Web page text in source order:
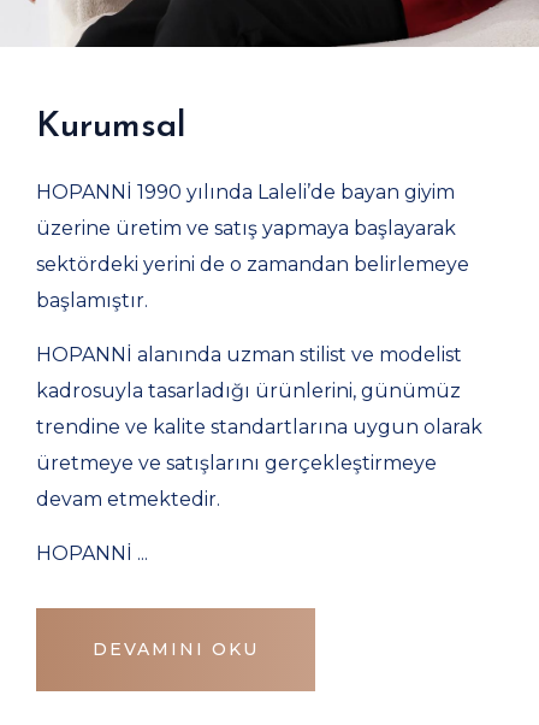
Kurumsal
HOPANNİ 1990 yılında Laleli’de bayan giyim
üzerine üretim ve satış yapmaya başlayarak
sektördeki yerini de o zamandan belirlemeye
başlamıştır.
HOPANNİ alanında uzman stilist ve modelist
kadrosuyla tasarladığı ürünlerini, günümüz
trendine ve kalite standartlarına uygun olarak
üretmeye ve satışlarını gerçekleştirmeye
devam etmektedir.
HOPANNİ ...
DEVAMINI OKU